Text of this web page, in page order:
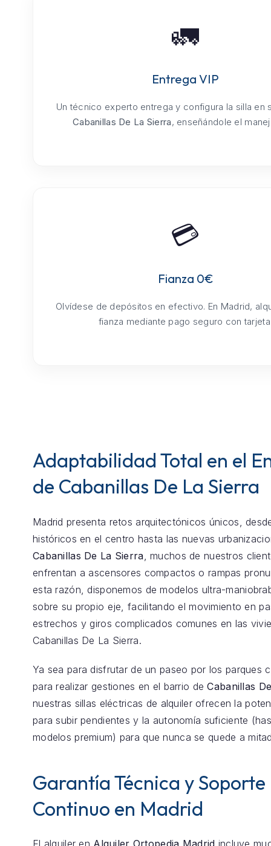
🚛
Entrega VIP
Un técnico experto entrega y configura la silla en
Cabanillas De La Sierra, enseñándole el
💳
Fianza 0€
Olvídese de depósitos en efectivo. En Madrid,
fianza mediante pago seguro con
Adaptabilidad Total en el
de Cabanillas De La Sierra
Madrid presenta retos arquitectónicos únicos,
históricos en el centro hasta las nuevas
Cabanillas De La Sierra , muchos de nuestros
enfrentan a ascensores compactos o rampas
esta razón, disponemos de modelos ultra-
sobre su propio eje, facilitando el movimiento en
estrechos y giros complicados comunes en las
Cabanillas De La Sierra.
Ya sea para disfrutar de un paseo por los parques
para realizar gestiones en el barrio deCabanillas
nuestras sillas eléctricas de alquiler ofrecen la
para subir pendientes y la autonomía suficiente
modelos premium) para que nunca se quede a
Garantía Técnica y Soporte
Continuo en Madrid